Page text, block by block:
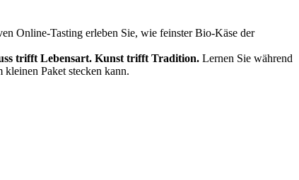
Online-Tasting erleben Sie, wie feinster Bio-Käse der
trifft Lebensart. Kunst trifft Tradition. Lernen Sie während
Paket stecken kann.